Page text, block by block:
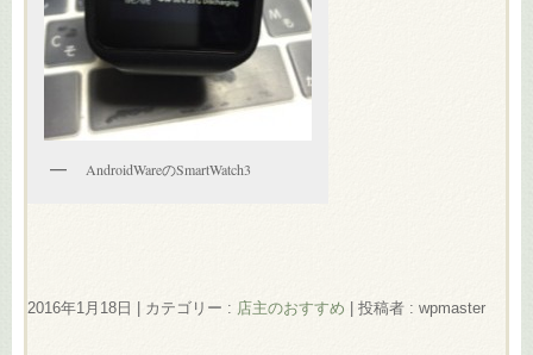
AndroidWareのSmartWatch3
2016年1月18日 カテゴリー : 店主のおすすめ 投稿者 : wpmaster